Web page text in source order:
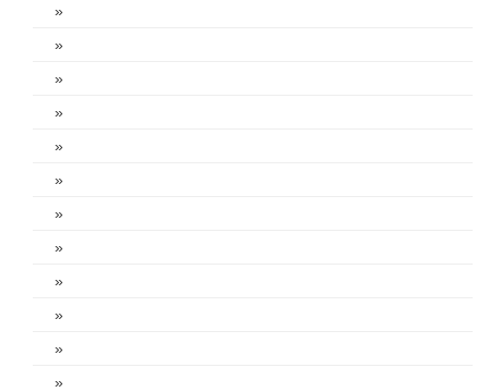
»
»
»
»
»
»
»
»
»
»
»
»